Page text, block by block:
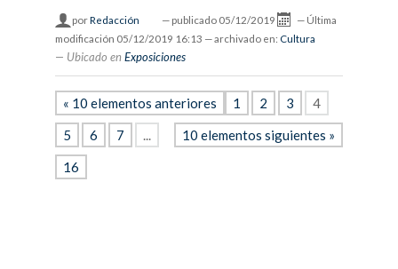
porRedacción — publicado 05/12/2019 — Última
modificación 05/12/2019 16:13 — archivado en: Cultura
Ubicado en Exposiciones
« 10 elementos anteriores
10 elementos siguientes »
1 2 3
4
5
6 7
...
16